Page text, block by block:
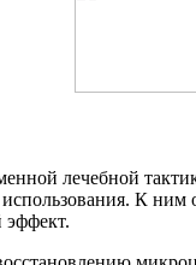
лечебной
К
эффект.